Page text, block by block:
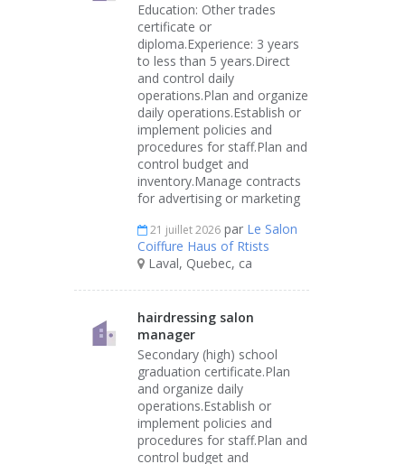
Education: Other trades
certificate or
diploma.Experience: 3 years
to less than 5 years.Direct
and control daily
operations.Plan and organize
daily operations.Establish or
implement policies and
procedures for staff.Plan and
control budget and
inventory.Manage contracts
for advertising or marketing
21 juillet 2026 par Le Salon
Coiffure Haus of Rtists
Laval, Quebec, ca
hairdressing salon
manager
Secondary (high) school
graduation certificate.Plan
and organize daily
operations.Establish or
implement policies and
procedures for staff.Plan and
control budget and